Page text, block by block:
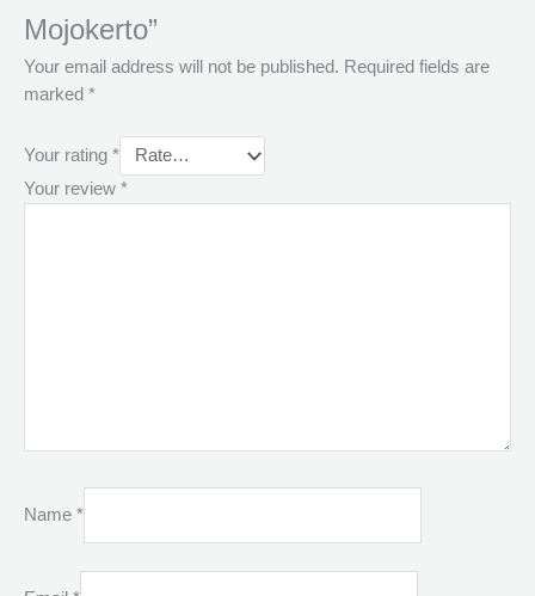
Mojokerto”
Your email address will not be published. Required fields are
marked *
Your rating *
Your review *
Name *